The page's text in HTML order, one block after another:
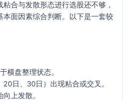
合与发散形态进行选股还不够，
面因素综合判断。以下是一套较
横盘整理状态。
日、30日）出现粘合或交叉。
上发散。